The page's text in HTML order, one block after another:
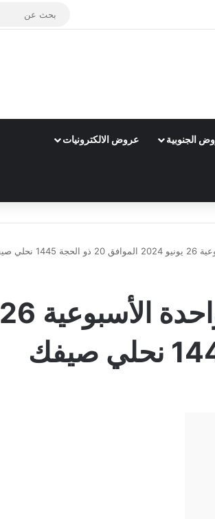
الجنوبية عروض الالكترونيات
صيفك